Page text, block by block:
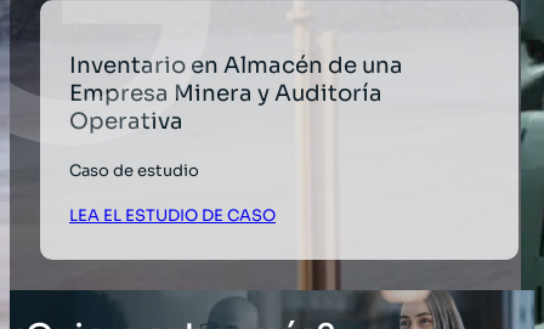
Inventario en Almacén de una
Empresa Minera y Auditoría
Operativa
Caso de estudio
LEA EL ESTUDIO DE CASO